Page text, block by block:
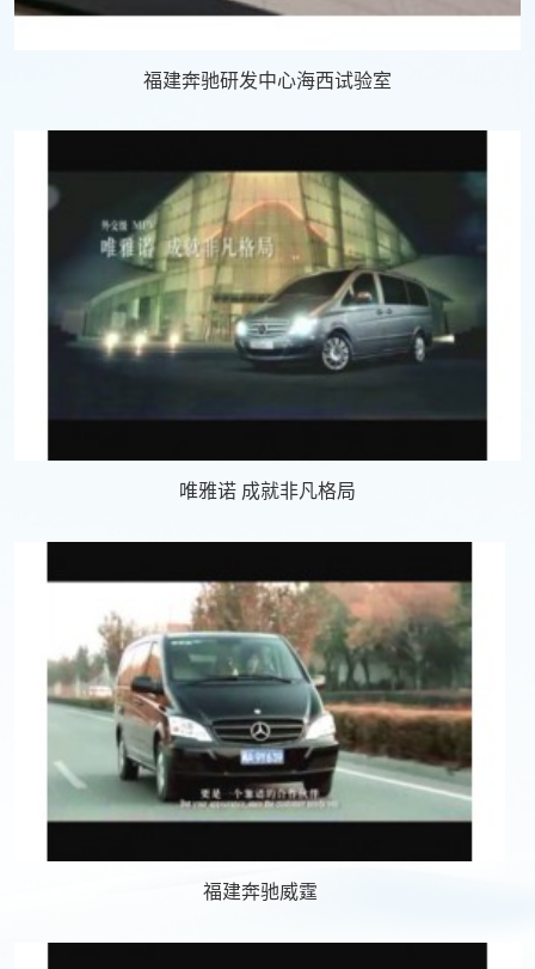
福建奔驰研发中心海西试验室
唯雅诺 成就非凡格局
福建奔驰威霆